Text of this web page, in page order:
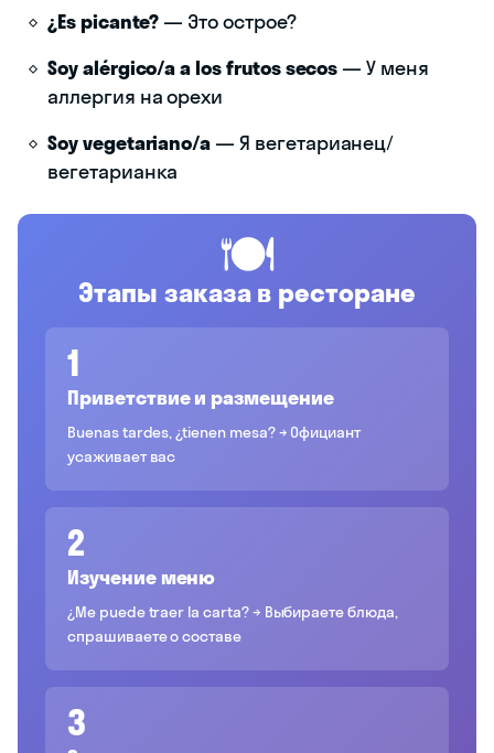
¿Es picante?— Это острое?
Soy alérgico/a a los frutos secos— У меня
аллергия на орехи
Soy vegetariano/a— Я вегетарианец/
вегетарианка
🍽️
Этапы заказа в ресторане
1
Приветствие и размещение
Buenas tardes, ¿tienen mesa? → Официант
усаживает вас
2
Изучение меню
¿Me puede traer la carta? → Выбираете блюда,
спрашиваете о составе
3